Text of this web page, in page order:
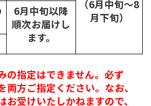
（6月中旬～8
月下旬）
6月中旬以降
順次お届けし
ます。
の指定はできません。必ず
両方ご指定ください。なお、
お受けいたしかねますので、